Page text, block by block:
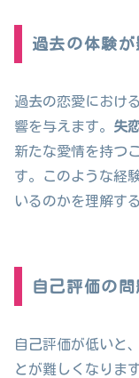
過去の体験が
過去の恋愛におけ
響を与えます。 失
新たな愛情を持つ
す。このような経
いるのかを理解す
自己評価の問
自己評価が低いと
とが難しくなりま